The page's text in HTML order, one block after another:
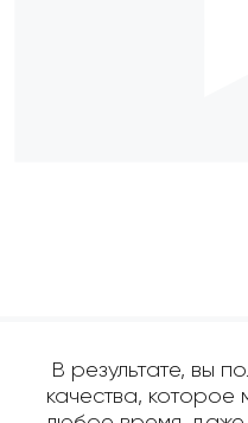
В результате, вы
качества, которое